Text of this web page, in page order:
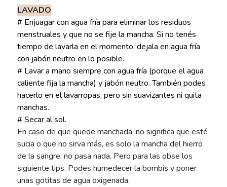
LAVADO
# Enjuagar con agua fría para eliminar los residuos
menstruales y que no se fije la mancha. Si no tenés
tiempo de lavarla en el momento, dejala en agua fría
con jabón neutro en lo posible.
# Lavar a mano siempre con agua fría (porque el agua
caliente fija la mancha) y jabón neutro. También podes
hacerlo en el lavarropas, pero sin suavizantes ni quita
manchas.
# Secar al sol.
En caso de que quede manchada, no significa que esté
sucia o que no sirva más, es solo la mancha del hierro
de la sangre, no pasa nada. Pero para las obse los
siguiente tips. Podes humedecer la bombis y poner
unas gotitas de agua oxigenada.